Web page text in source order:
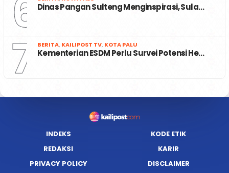
6 Dinas Pangan Sulteng Menginspirasi, Sula…
7 BERITA, KAILIPOST TV, KOTA PALU
Kementerian ESDM Perlu Survei Potensi He…
INDEKS
KODE ETIK
REDAKSI
KARIR
PRIVACY POLICY
DISCLAIMER